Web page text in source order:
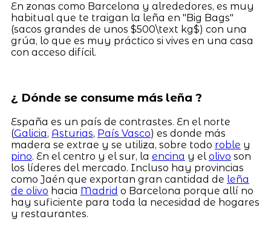
En zonas como Barcelona y alrededores, es muy
habitual que te traigan la leña en "Big Bags"
(sacos grandes de unos $500\text kg$) con una
grúa, lo que es muy práctico si vives en una casa
con acceso difícil.
¿ Dónde se consume más leña ?
España es un país de contrastes. En el norte
(Galicia, Asturias, País Vasco) es donde más
madera se extrae y se utiliza, sobre todo roble y
pino. En el centro y el sur, la encina y el olivo son
los líderes del mercado. Incluso hay provincias
como Jaén que exportan gran cantidad de leña
de olivo hacia Madrid o Barcelona porque allí no
hay suficiente para toda la necesidad de hogares
y restaurantes.